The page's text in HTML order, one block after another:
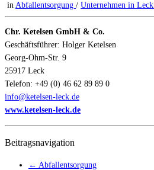
in Abfallentsorgung / Unternehmen in Leck
Chr. Ketelsen GmbH & Co.
Geschäftsführer: Holger Ketelsen
Georg-Ohm-Str. 9
25917 Leck
Telefon: +49 (0) 46 62 89 89 0
info@ketelsen-leck.de
www.ketelsen-leck.de
Beitragsnavigation
← Abfallentsorgung